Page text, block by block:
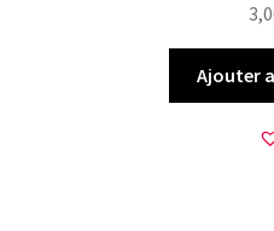
Ajouter